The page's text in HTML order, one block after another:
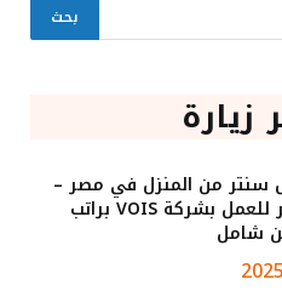
زيارة
سنتر من المنزل في مصر –
فرصة العمر للعمل بشركة VOIS براتب
شامل